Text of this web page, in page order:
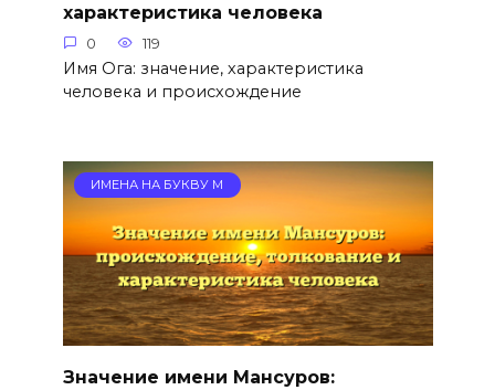
характеристика человека
0 119
Имя Ога: значение, характеристика
человека и происхождение
ИМЕНА НА БУКВУ М
Значение имени Мансуров: